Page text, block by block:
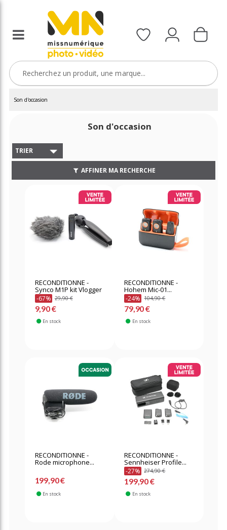
Son d'occasion
Son d'occasion
TRIER
AFFINER MA RECHERCHE
RECONDITIONNE -
Synco M1P kit Vlogger
-67% 29,90 €
9,90 €
En stock
RECONDITIONNE -
Hohem Mic-01...
-24% 104,90 €
79,90 €
En stock
RECONDITIONNE -
Rode microphone...
199,90 €
En stock
RECONDITIONNE -
Sennheiser Profile...
-27% 274,90 €
199,90 €
En stock